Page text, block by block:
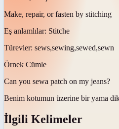
Make, repair, or fasten by stitching
Eş anlamlılar: Stitche
Türevler: sews,sewing,sewed,sewn
Örnek Cümle
Can you sewa patch on my jeans?
Benim kotumun üzerine bir yama
İlgili Kelimeler